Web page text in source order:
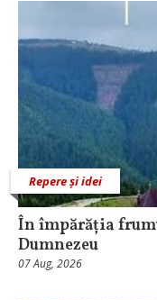
Repere și idei
În împărăția
Dumnezeu
07 Aug, 2026